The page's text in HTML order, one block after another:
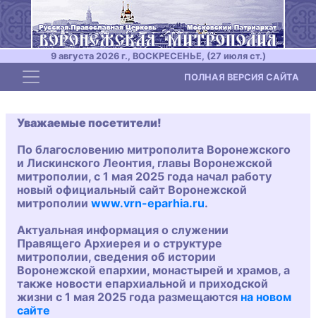
9 августа 2026 г., ВОСКРЕСЕНЬЕ, (27 июля ст.)
Toggle navigation ПОЛНАЯ ВЕРСИЯ САЙТА
Уважаемые посетители!
По благословению митрополита Воронежского
и Лискинского Леонтия, главы Воронежской
митрополии, с 1 мая 2025 года начал работу
новый официальный сайт Воронежской
митрополии www.vrn-eparhia.ru.
Актуальная информация о служении
Правящего Архиерея и о структуре
митрополии, сведения об истории
Воронежской епархии, монастырей и храмов, а
также новости епархиальной и приходской
жизни с 1 мая 2025 года размещаются на новом
сайте